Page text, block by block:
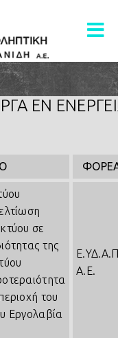
ΕΝ
σε
της
του
Εργολαβία
Α.Ε.